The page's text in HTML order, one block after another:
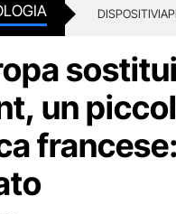
DISPOSITIVI
un